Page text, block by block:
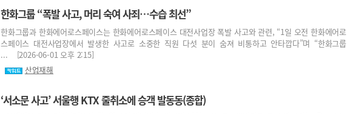
한화그룹 “폭발 사고, 머리 숙여 사죄…수습 최선”
한화그룹과 한화에어로스페이스는 한화에어로스페이스 대전사업장 폭발 사고와 관련, “1일 오전 한화에어로
스페이스 대전사업장에서 발생한 사고로 소중한 직원 다섯 분이 숨져 비통하고 안타깝다”며 “한화그룹
... [2026-06-01 오후 2:15]
산업재해
‘서소문 사고’ 서울행 KTX 줄취소에 승객 발동동(종합)